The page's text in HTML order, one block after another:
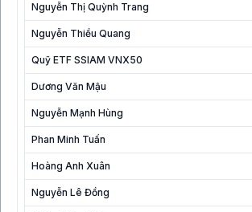
Nguyễn Thị Quỳnh Trang
Nguyễn Thiều Quang
Quỹ ETF SSIAM VNX50
Dương Văn Mậu
Nguyễn Mạnh Hùng
Phan Minh Tuấn
Hoàng Anh Xuân
Nguyễn Lê Đồng